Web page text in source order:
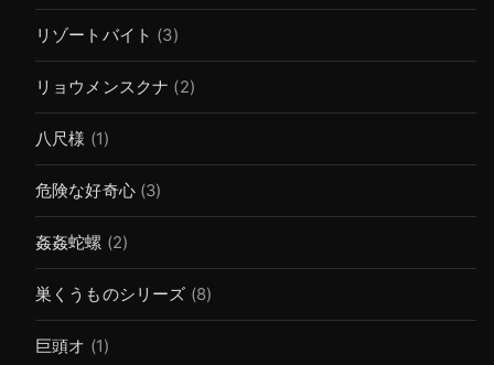
リゾートバイト (3)
リョウメンスクナ (2)
八尺様 (1)
危険な好奇心(3)
姦姦蛇螺 (2)
巣くうものシリーズ (8)
巨頭オ (1)